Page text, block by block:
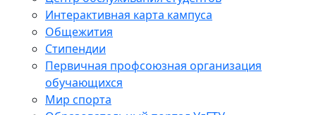
Интерактивная карта кампуса
Общежития
Стипендии
Первичная профсоюзная организация
обучающихся
Мир спорта